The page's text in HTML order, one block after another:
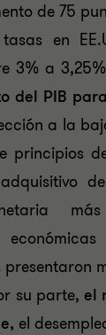
de 75
en
3% a
del PIB
a la
principios
su parte, el
el